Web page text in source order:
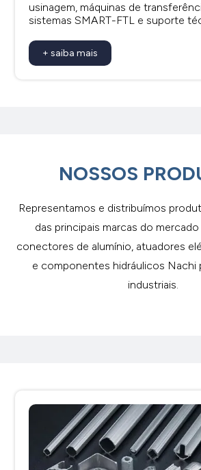
usinagem, máquinas de
sistemas SMART-FTL e suporte
+ saiba mais
NOSSOS
Representamos e distribuímos
das principais marcas do
conectores de alumínio, atuadores
e componentes hidráulicos Nachi
industriais.